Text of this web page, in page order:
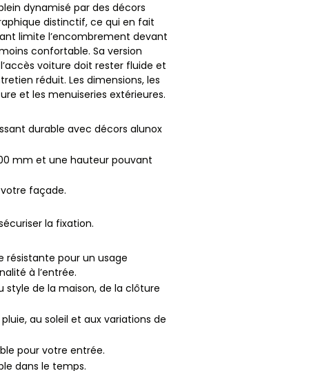
dynamisé par des décors
distinctif, ce qui en fait
limite l’encombrement devant
confortable. Sa version
voiture doit rester fluide et
réduit. Les dimensions, les
et les menuiseries extérieures.
durable avec décors alunox
mm et une hauteur pouvant
façade.
la fixation.
pour un usage
à l’entrée.
style de la maison, de la clôture
au soleil et aux variations de
pour votre entrée.
dans le temps.